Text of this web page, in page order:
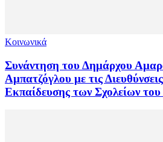
Κοινωνικά
Συνάντηση του Δημάρχου
Αμπατζόγλου με τις
Εκπαίδευσης των Σχολείων